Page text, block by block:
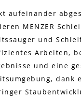
aufeinander
MENZER
und
Arbeiten,
und eine
dank